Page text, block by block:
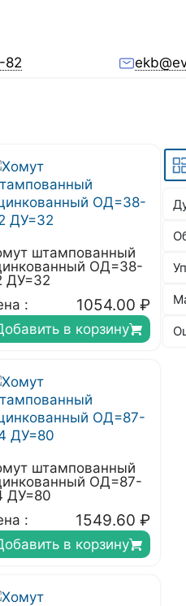
82
штампованный
ОД=38-
ДУ=32
:
1054.00 ₽
в корзину
штампованный
ОД=87-
ДУ=80
:
1549.60 ₽
в корзину